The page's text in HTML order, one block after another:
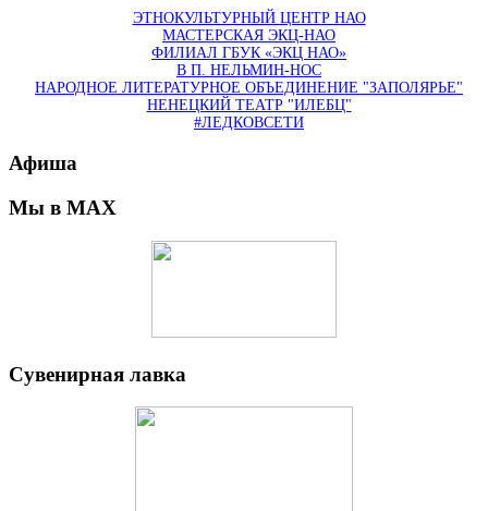
ЭТНОКУЛЬТУРНЫЙ ЦЕНТР НАО
МАСТЕРСКАЯ ЭКЦ-НАО
ФИЛИАЛ ГБУК «ЭКЦ НАО»
В П. НЕЛЬМИН-НОС
НАРОДНОЕ ЛИТЕРАТУРНОЕ ОБЪЕДИНЕНИЕ "ЗАПОЛЯРЬЕ"
НЕНЕЦКИЙ ТЕАТР "ИЛЕБЦ"
#ЛЕДКОВСЕТИ
Афиша
Мы в MAX
Сувенирная лавка